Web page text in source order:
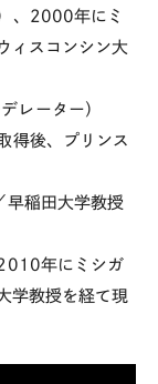
、2000年にミ
ィスコンシン大
レーター）
得後、プリンス
早稲田大学教授
年にミシガ
学教授を経て現